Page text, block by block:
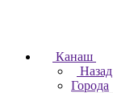
Канаш
Назад
Города